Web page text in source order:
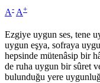
A- A+
Ezgiye uygun ses, tene
uygun eşya, sofraya
hepsinde mütenâsip bir
de ruha uygun bir sûret
bulunduğu yere